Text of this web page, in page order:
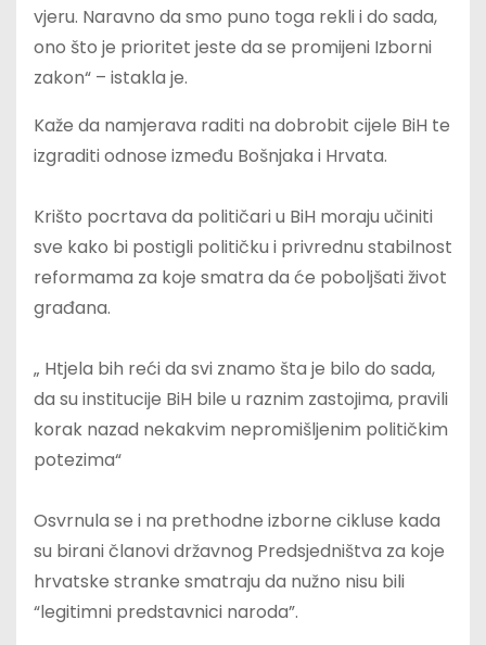
vjeru. Naravno da smo puno toga rekli i do sada,
ono što je prioritet jeste da se promijeni Izborni
zakon“ – istakla je.
Kaže da namjerava raditi na dobrobit cijele BiH te
izgraditi odnose između Bošnjaka i Hrvata.
Krišto pocrtava da političari u BiH moraju učiniti
sve kako bi postigli političku i privrednu stabilnost
reformama za koje smatra da će poboljšati život
građana.
„ Htjela bih reći da svi znamo šta je bilo do sada,
da su institucije BiH bile u raznim zastojima, pravili
korak nazad nekakvim nepromišljenim političkim
potezima“
Osvrnula se i na prethodne izborne cikluse kada
su birani članovi državnog Predsjedništva za koje
hrvatske stranke smatraju da nužno nisu bili
“legitimni predstavnici naroda”.